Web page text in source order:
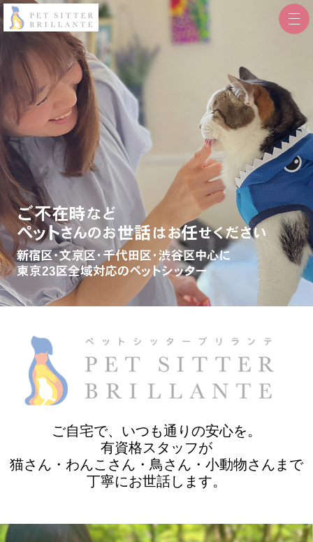
ご自宅で、いつも通りの安心を。
有資格スタッフが
猫さん・わんこさん・鳥さん・小動物さんまで
丁寧にお世話します。